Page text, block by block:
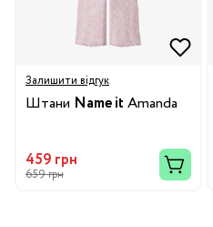
Залишити відгук
Штани Name it Amanda
459 грн
659 грн